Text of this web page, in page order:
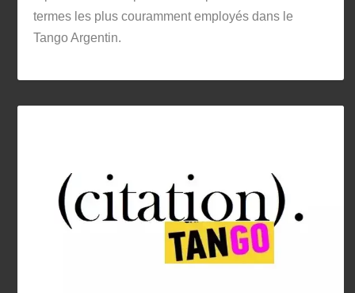
termes les plus couramment employés dans le
Tango Argentin.